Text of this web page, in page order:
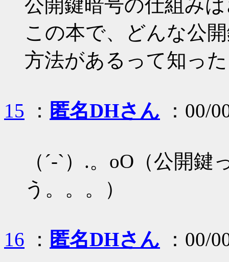
公開鍵暗号の仕組み
この本で、どんな公
方法があるって知っ
15 ： 匿名DHさん ：00/
（´-`）.。oO（公開
う。。。）
16 ： 匿名DHさん ：00/